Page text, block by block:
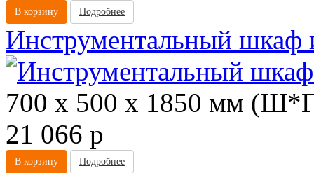
В корзину Подробнее
Инструментальный
700 х 500 х 1850 мм
21 066 p
В корзину Подробнее